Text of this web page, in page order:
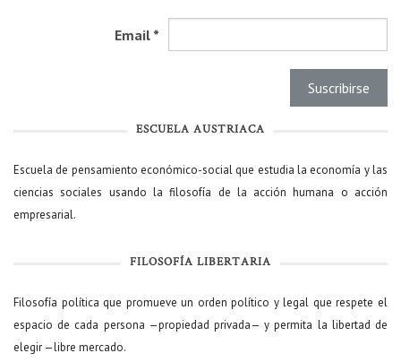
Email *
ESCUELA AUSTRIACA
Escuela de pensamiento económico-social que estudia la economía y las
ciencias sociales usando la filosofía de la acción humana o acción
empresarial.
FILOSOFÍA LIBERTARIA
Filosofía política que promueve un orden político y legal que respete el
espacio de cada persona —propiedad privada— y permita la libertad de
elegir —libre mercado.